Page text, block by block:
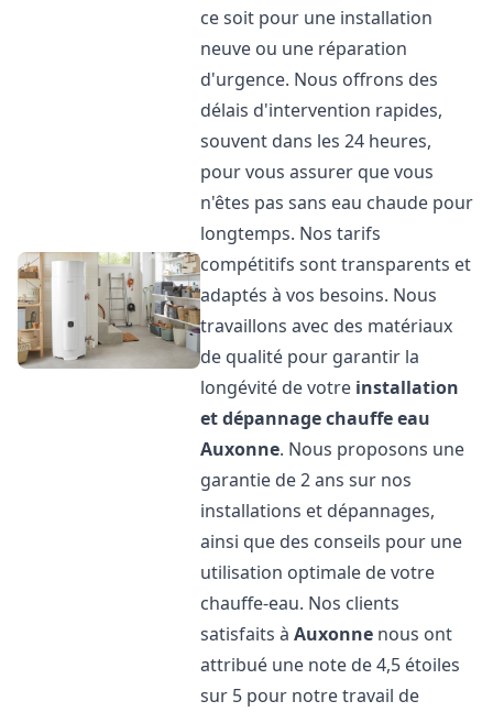
ce soit pour une installation
neuve ou une réparation
d'urgence. Nous offrons des
délais d'intervention rapides,
souvent dans les 24 heures,
pour vous assurer que vous
n'êtes pas sans eau chaude pour
longtemps. Nos tarifs
compétitifs sont transparents et
adaptés à vos besoins. Nous
travaillons avec des matériaux
de qualité pour garantir la
longévité de votre installation
et dépannage chauffe eau
Auxonne. Nous proposons une
garantie de 2 ans sur nos
installations et dépannages,
ainsi que des conseils pour une
utilisation optimale de votre
chauffe-eau. Nos clients
satisfaits àAuxonne nous ont
attribué une note de 4,5 étoiles
sur 5 pour notre travail de